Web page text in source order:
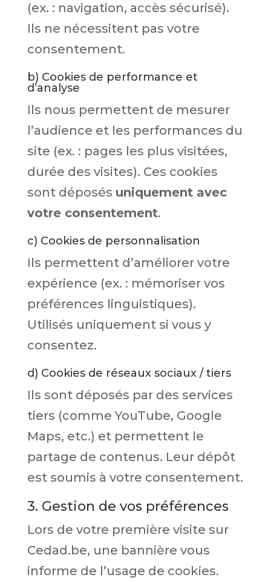
(ex. : navigation, accès sécurisé).
Ils ne nécessitent pas votre
consentement.
b) Cookies de performance et
d’analyse
Ils nous permettent de mesurer
l’audience et les performances du
site (ex. : pages les plus visitées,
durée des visites). Ces cookies
sont déposés uniquement avec
votre consentement.
c) Cookies de personnalisation
Ils permettent d’améliorer votre
expérience (ex. : mémoriser vos
préférences linguistiques).
Utilisés uniquement si vous y
consentez.
d) Cookies de réseaux sociaux / tiers
Ils sont déposés par des services
tiers (comme YouTube, Google
Maps, etc.) et permettent le
partage de contenus. Leur dépôt
est soumis à votre consentement.
3. Gestion de vos préférences
Lors de votre première visite sur
Cedad.be, une bannière vous
informe de l’usage de cookies.